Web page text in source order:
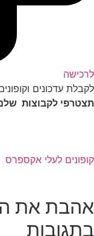
לרכישה
לקבלת עדכונים
תצטרפי לקבוצות
קופונים לעלי אקספרס
אהבת את
בתגובות